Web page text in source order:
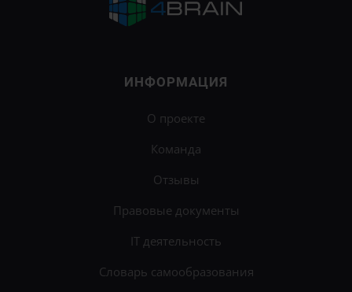
ИНФОРМАЦИЯ
О проекте
Команда
Отзывы
Правовые документы
IT деятельность
Словарь самообразования